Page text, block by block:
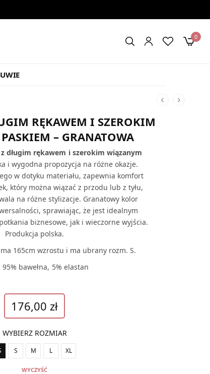
0
RĘKAWEM I SZEROKIM
– GRANATOWA
długim rękawem i szerokim wiązanym
i wygodna propozycja na różne okazje.
w dotyku materiału, zapewnia komfort
który można wiązać z przodu lub z tyłu,
na różne stylizacje. Granatowy kolor
sprawiając, że jest idealnym
biznesowe, jak i wieczorne wyjścia.
Produkcja polska.
165cm wzrostu i ma ubrany rozm. S.
95% bawełna, 5% elastan
176,00zł
WYBIERZ ROZMIAR
S M L XL
WYCZYŚĆ